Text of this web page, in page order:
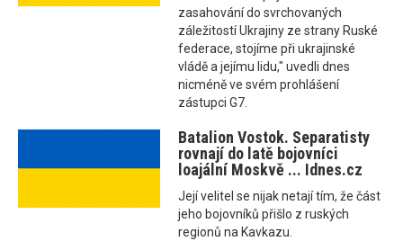
zasahování do svrchovaných
záležitostí Ukrajiny ze strany Ruské
federace, stojíme při ukrajinské
vládě a jejímu lidu," uvedli dnes
nicméně ve svém prohlášení
zástupci G7.
Batalion Vostok. Separatisty
rovnají do latě bojovníci
loajální Moskvě ... Idnes.cz
Její velitel se nijak netají tím, že část
jeho bojovníků přišlo z ruských
regionů na Kavkazu.